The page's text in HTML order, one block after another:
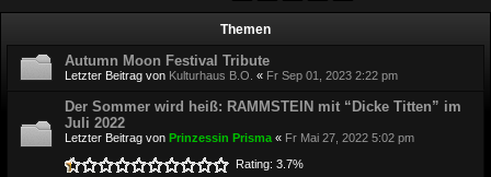
Themen
Autumn Moon Festival Tribute
Letzter Beitrag von Kulturhaus B.O. « Fr Sep 01, 2023 2:22 pm
Der Sommer wird heiß: RAMMSTEIN mit “Dicke Titten” im
Juli 2022
Letzter Beitrag von Prinzessin Prisma « Fr Mai 27, 2022 5:02 pm
Rating: 3.7%